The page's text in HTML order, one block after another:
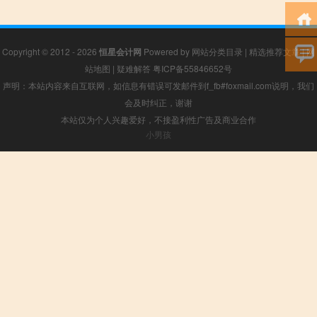
Copyright © 2012 - 2026 恒星会计网 Powered by 网站分类目录 | 精选推荐文章|网
站地图 | 疑难解答 粤ICP备55846652号
声明：本站内容来自互联网，如信息有错误可发邮件到f_fb#foxmail.com说明，我们
会及时纠正，谢谢
本站仅为个人兴趣爱好，不接盈利性广告及商业合作
小男孩